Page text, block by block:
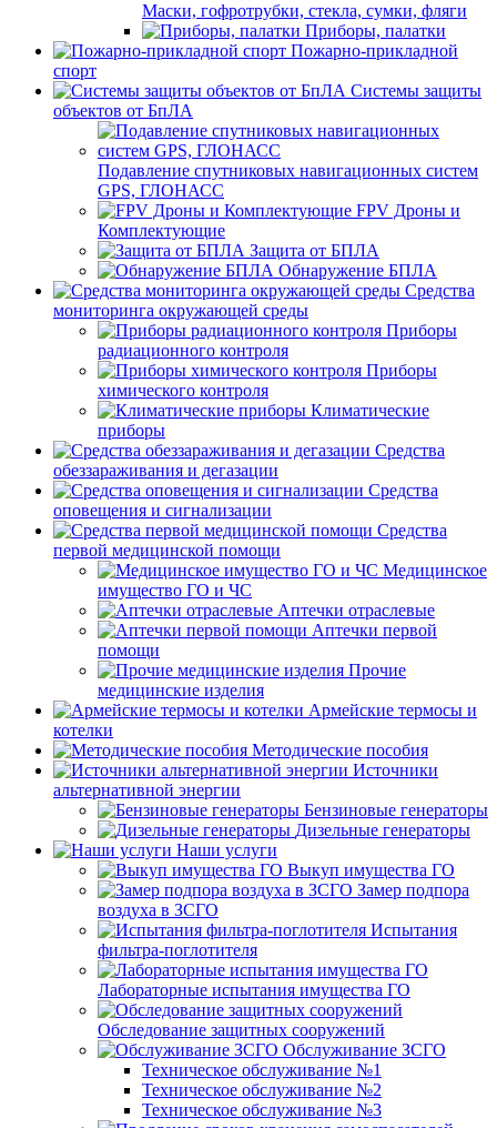
Маски, гофротрубки, стекла, сумки, фляги
Приборы, палатки
Пожарно-прикладной
спорт
Системы защиты
объектов от БпЛА
Подавление спутниковых навигационных систем
GPS, ГЛОНАСС
FPV Дроны и
Комплектующие
Защита от БПЛА
Обнаружение БПЛА
Средства
мониторинга окружающей среды
Приборы
радиационного контроля
Приборы
химического контроля
Климатические
приборы
Средства
обеззараживания и дегазации
Средства
оповещения и сигнализации
Средства
первой медицинской помощи
Медицинское
имущество ГО и ЧС
Аптечки отраслевые
Аптечки первой
помощи
Прочие
медицинские изделия
Армейские термосы и
котелки
Методические пособия
Источники
альтернативной энергии
Бензиновые генераторы
Дизельные генераторы
Наши услуги
Выкуп имущества ГО
Замер подпора
воздуха в ЗСГО
Испытания
фильтра-поглотителя
Лабораторные испытания имущества ГО
Обследование защитных сооружений
Обслуживание ЗСГО
Техническое обслуживание №1
Техническое обслуживание №2
Техническое обслуживание №3